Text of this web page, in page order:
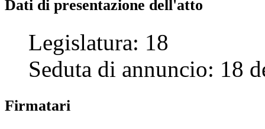
Dati di presentazione dell'atto
Legislatura: 18
Seduta di annuncio: 18
Firmatari